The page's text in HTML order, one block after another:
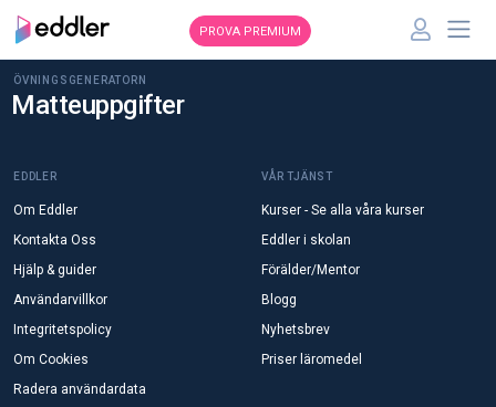
PROVA PREMIUM
ÖVNINGSGENERATORN
Matteuppgifter
EDDLER
Om Eddler
Kontakta Oss
Hjälp & guider
Användarvillkor
Integritetspolicy
Om Cookies
Radera användardata
VÅR TJÄNST
Kurser - Se alla våra kurser
Eddler i skolan
Förälder/Mentor
Blogg
Nyhetsbrev
Priser läromedel